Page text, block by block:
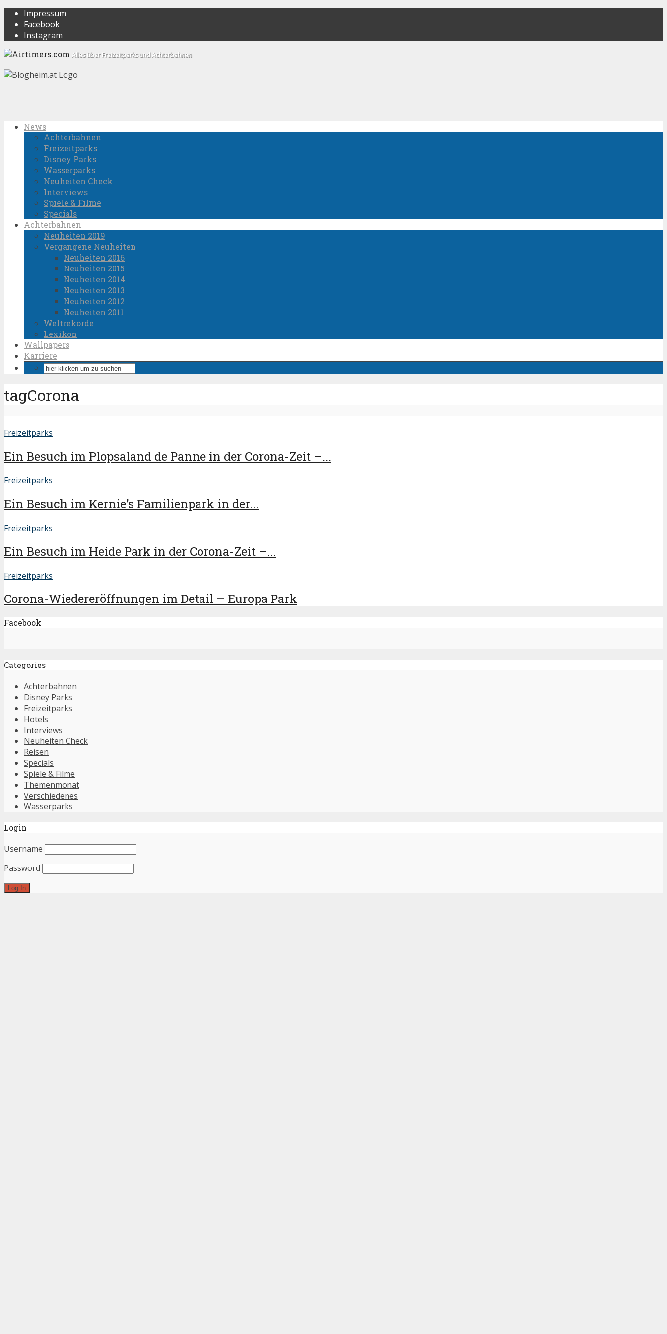
Impressum
Facebook
Instagram
Alles über Freizeitparks und Achterbahnen
News
Achterbahnen
Freizeitparks
Disney Parks
Wasserparks
Neuheiten Check
Interviews
Spiele & Filme
Specials
Achterbahnen
Neuheiten 2019
Vergangene Neuheiten
Neuheiten 2016
Neuheiten 2015
Neuheiten 2014
Neuheiten 2013
Neuheiten 2012
Neuheiten 2011
Weltrekorde
Lexikon
Wallpapers
Karriere
tagCorona
Freizeitparks
Ein Besuch im Plopsaland de Panne in der Corona-Zeit –...
Freizeitparks
Ein Besuch im Kernie’s Familienpark in der...
Freizeitparks
Ein Besuch im Heide Park in der Corona-Zeit –...
Freizeitparks
Corona-Wiedereröffnungen im Detail – Europa Park
Facebook
Categories
Achterbahnen
Disney Parks
Freizeitparks
Hotels
Interviews
Neuheiten Check
Reisen
Specials
Spiele & Filme
Themenmonat
Verschiedenes
Wasserparks
Login
Username
Password